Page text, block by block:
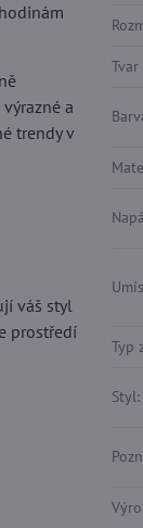
a
trendy v
váš styl
prostředí
Typ
Styl: